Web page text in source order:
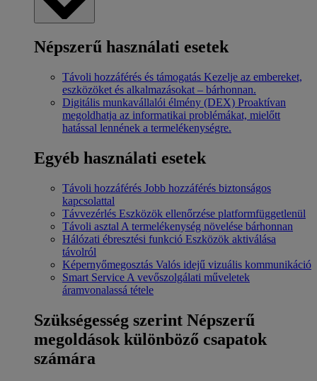
Népszerű használati esetek
Távoli hozzáférés és támogatás Kezelje az embereket,
eszközöket és alkalmazásokat – bárhonnan.
Digitális munkavállalói élmény (DEX) Proaktívan
megoldhatja az informatikai problémákat, mielőtt
hatással lennének a termelékenységre.
Egyéb használati esetek
Távoli hozzáférés Jobb hozzáférés biztonságos
kapcsolattal
Távvezérlés Eszközök ellenőrzése platformfüggetlenül
Távoli asztal A termelékenység növelése bárhonnan
Hálózati ébresztési funkció Eszközök aktiválása
távolról
Képernyőmegosztás Valós idejű vizuális kommunikáció
Smart Service A vevőszolgálati műveletek
áramvonalassá tétele
Szükségesség szerint Népszerű
megoldások különböző csapatok
számára